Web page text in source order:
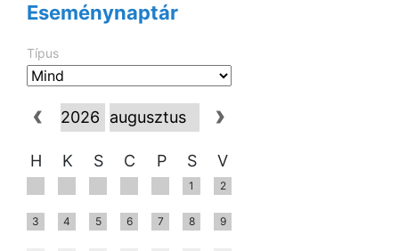
Eseménynaptár
Típus
H K S C P S V
1 2
3 4 5 6 7 8 9